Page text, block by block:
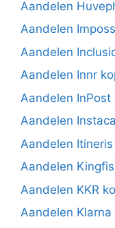
Aandelen
Aandelen
Aandelen
Aandelen Innr
Aandelen InPost
Aandelen
Aandelen
Aandelen
Aandelen KKR
Aandelen Klarna